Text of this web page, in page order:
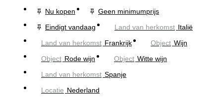
Nu kopen
Geen minimumprijs
Eindigt vandaag
Land van herkomst Italië
Land van herkomst Frankrijk Object Wijn
Object Rode wijn Object Witte wijn
Land van herkomst Spanje
Locatie Nederland